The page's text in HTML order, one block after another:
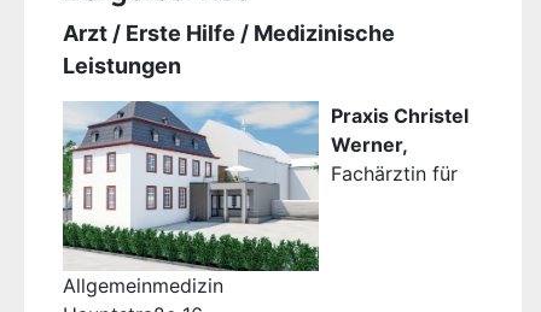
Arzt / Erste Hilfe / Medizinische
Leistungen
Praxis Christel
Werner,
Fachärztin für
Allgemeinmedizin